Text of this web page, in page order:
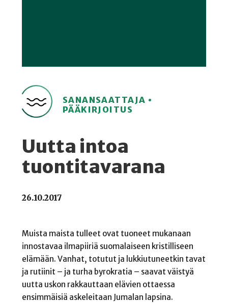
SANANSAATTAJA •
PÄÄKIRJOITUS
Uutta intoa
tuontitavarana
26.10.2017
Muista maista tulleet ovat tuoneet mukanaan
innostavaa ilmapiiriä suomalaiseen kristilliseen
elämään. Vanhat, totutut ja lukkiutuneetkin tavat
ja rutiinit – ja turha byrokratia – saavat väistyä
uutta uskon rakkauttaan elävien ottaessa
ensimmäisiä askeleitaan Jumalan lapsina.